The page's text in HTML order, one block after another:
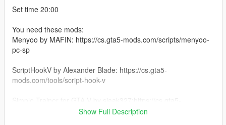
Set time 20:00
You need these mods:
Menyoo by MAFIN: https://cs.gta5-mods.com/scripts/menyoo-
pc-sp
ScriptHookV by Alexander Blade: https://cs.gta5-
mods.com/tools/script-hook-v
mods.com/scripts/simple-trainer-for-gtav
Show Full Description